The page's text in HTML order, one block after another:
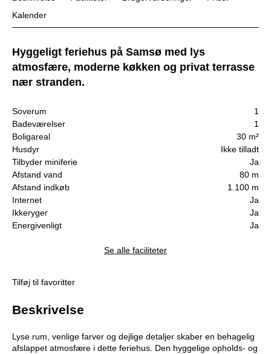
Kalender
Hyggeligt feriehus på Samsø med lys
atmosfære, moderne køkken og privat terrasse
nær stranden.
Soverum
1
Badeværelser
1
Boligareal
30 m²
Husdyr
Ikke tilladt
Tilbyder miniferie
Ja
Afstand vand
80 m
Afstand indkøb
1.100 m
Internet
Ja
Ikkeryger
Ja
Energivenligt
Ja
Se alle faciliteter
Tilføj til favoritter
Beskrivelse
Lyse rum, venlige farver og dejlige detaljer skaber en behagelig
afslappet atmosfære i dette feriehus. Den hyggelige opholds- og